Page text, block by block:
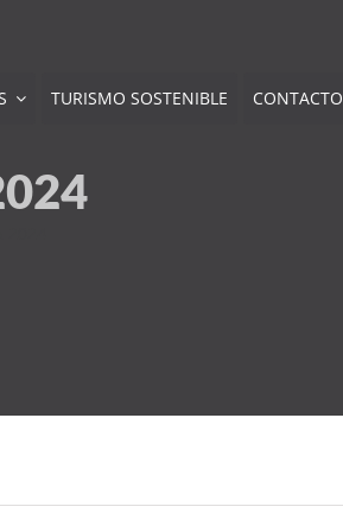
TURISMO SOSTENIBLE CONTACTO